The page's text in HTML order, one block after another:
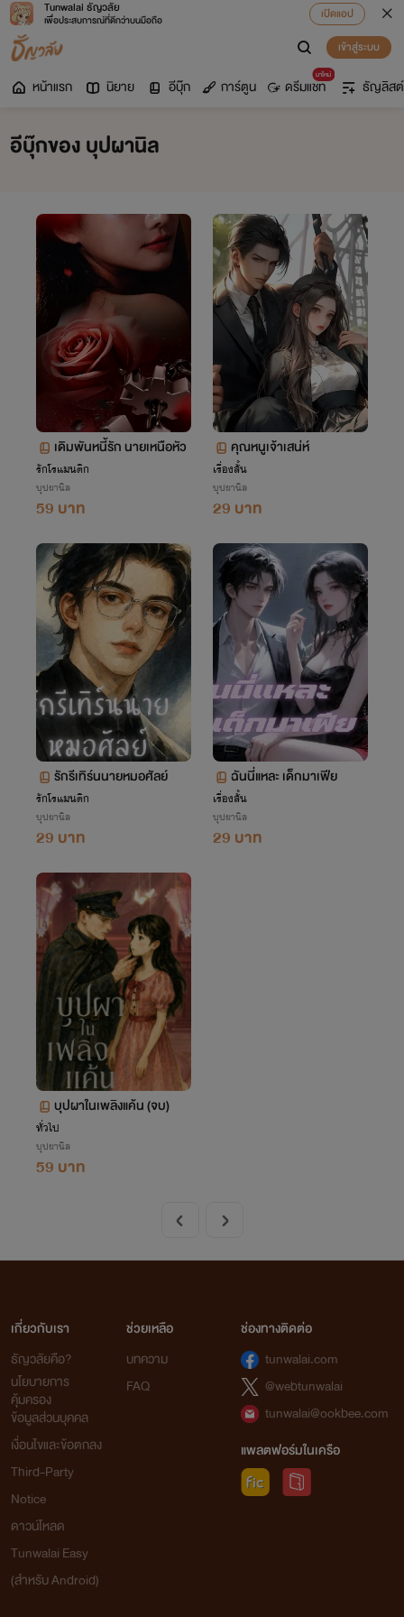
Tunwalai ธัญวลัย
เพื่อประสบการณ์ที่ดีกว่าบนมือถือ
เปิดแอป
เข้าสู่ระบบ
หน้าแรก นิยาย อีบุ๊ก การ์ตูน
มาใหม่
ดรีมแชท ธัญลิสต์
อีบุ๊กของ บุปผานิล
เดิมพันหนี้รัก นายเหนือหัว
รักโรแมนติก
บุปผานิล
59 บาท
คุณหนูเจ้าเสน่ห์
เรื่องสั้น
บุปผานิล
29 บาท
รักรีเทิร์นนายหมอศัลย์
รักโรแมนติก
บุปผานิล
29 บาท
ฉันนี่แหละ เด็กมาเฟีย
เรื่องสั้น
บุปผานิล
29 บาท
บุปผาในเพลิงแค้น (จบ)
ทั่วไป
บุปผานิล
59 บาท
เกี่ยวกับเรา
ธัญวลัยคือ?
นโยบายการ
คุ้มครอง
ข้อมูลส่วนบุคคล
เงื่อนไขและข้อตกลง
Third-Party
Notice
ดาวน์โหลด
Tunwalai Easy
(สำหรับ Android)
ช่วยเหลือ
บทความ
FAQ
ช่องทางติดต่อ
tunwalai.com
@webtunwalai
tunwalai@ookbee.com
แพลตฟอร์มในเครือ